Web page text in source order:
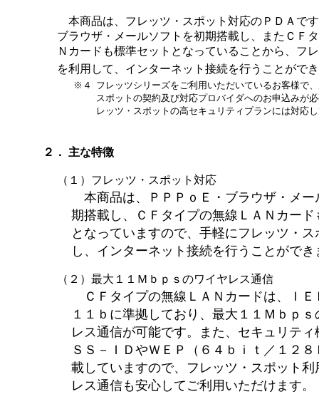
本商品は、フレッツ・スポット対応のＰＤＡで
ブラウザ・メールソフトを初期搭載し、またＣＦ
Ｎカードも標準セットとなっていることから、フ
を利用して、インターネット接続を行うことがで
※４
フレッツシリーズをご利用いただいているお客様で
スポットの契約及び対応プロバイダへのお申込みが
レッツ・スポットの高セキュリティプランには対応
２． 主な特徴
（１）フレッツ・スポット対応
本商品は、ＰＰＰｏＥ・ブラウザ・メー
期搭載し、ＣＦタイプの無線ＬＡＮカード
となっていますので、手軽にフレッツ・
し、インターネット接続を行うことができ
（２）最大１１Ｍｂｐｓのワイヤレス通信
ＣＦタイプの無線ＬＡＮカードは、ＩＥ
１１ｂに準拠しており、最大１１Ｍｂｐ
レス通信が可能です。また、セキュリテ
ＳＳ－ＩＤやＷＥＰ（６４ｂｉｔ／１２
載していますので、フレッツ・スポット利
レス通信も安心してご利用いただけます。